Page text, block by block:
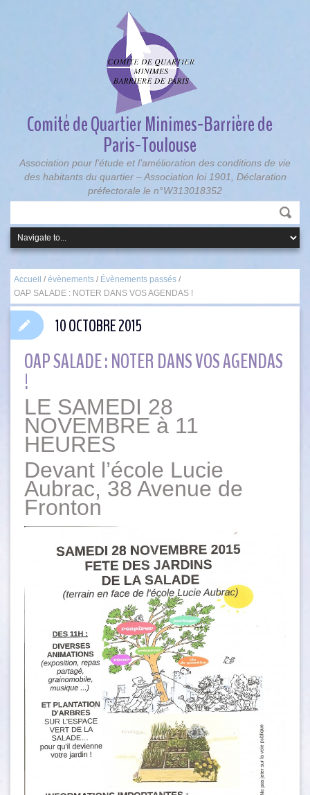
Comité de Quartier Minimes-Barrière de
Paris-Toulouse
Association pour l’étude et l’amélioration des conditions de vie
des habitants du quartier – Association loi 1901, Déclaration
préfectorale le n°W313018352
Accueil / évènements / Évènements passés /
OAP SALADE : NOTER DANS VOS AGENDAS !
OAP SALADE : NOTER DANS VOS AGENDAS
!
LE SAMEDI 28
NOVEMBRE à 11
HEURES
Devant l’école Lucie
Aubrac, 38 Avenue de
Fronton
10 OCTOBRE 2015